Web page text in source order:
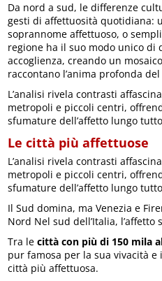
Da nord a sud, le differenze
gesti di affettuosità quotidiana:
soprannome affettuoso, o
regione ha il suo modo unico di
accoglienza, creando un
raccontano l’anima profonda
L’analisi rivela contrasti
metropoli e piccoli centri,
sfumature dell’affetto lungo
Le città più affettuose
L’analisi rivela contrasti
metropoli e piccoli centri,
sfumature dell’affetto lungo
Il Sud domina, ma Venezia e
Nord Nel sud dell’Italia, l’affetto
Tra lecittà con più di 150 mila
pur famosa per la sua vivacità
città più affettuosa.